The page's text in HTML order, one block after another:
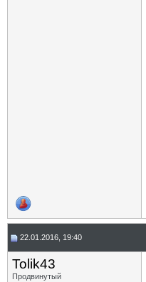
22.01.2016, 19:40
Tolik43
Продвинутый